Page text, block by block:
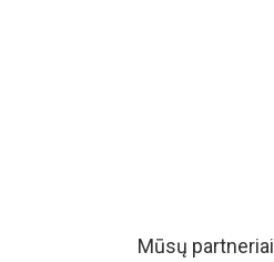
Mūsų partneriai